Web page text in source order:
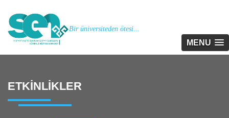
Bir üniversiteden ötesi...
MENU
ETKINLIKLER